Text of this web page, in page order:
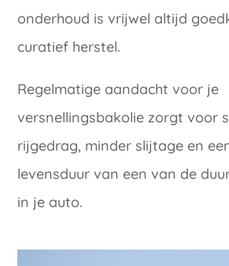
onderhoud is vrijwel altijd
curatief herstel.
Regelmatige aandacht voor je
versnellingsbakolie zorgt voor
rijgedrag, minder slijtage en
levensduur van een van de
in je auto.